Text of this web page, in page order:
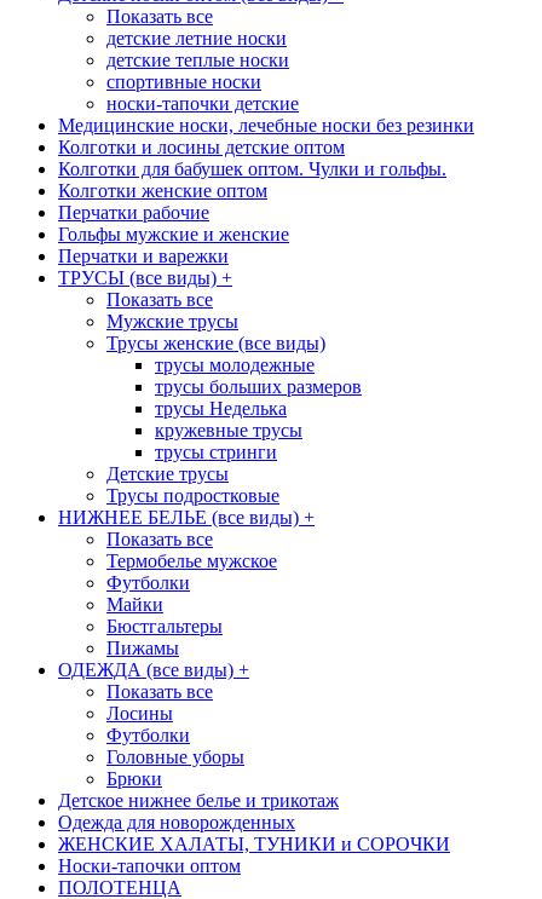
Показать все
детские летние носки
детские теплые носки
спортивные носки
носки-тапочки детские
Медицинские носки, лечебные носки без резинки
Колготки и лосины детские оптом
Колготки для бабушек оптом. Чулки и гольфы.
Колготки женские оптом
Перчатки рабочие
Гольфы мужские и женские
Перчатки и варежки
ТРУСЫ (все виды) +
Показать все
Мужские трусы
Трусы женские (все виды)
трусы молодежные
трусы больших размеров
трусы Неделька
кружевные трусы
трусы стринги
Детские трусы
Трусы подростковые
НИЖНЕЕ БЕЛЬЕ (все виды) +
Показать все
Термобелье мужское
Футболки
Майки
Бюстгальтеры
Пижамы
ОДЕЖДА (все виды) +
Показать все
Лосины
Футболки
Головные уборы
Брюки
Детское нижнее белье и трикотаж
Одежда для новорожденных
ЖЕНСКИЕ ХАЛАТЫ, ТУНИКИ и СОРОЧКИ
Носки-тапочки оптом
ПОЛОТЕНЦА